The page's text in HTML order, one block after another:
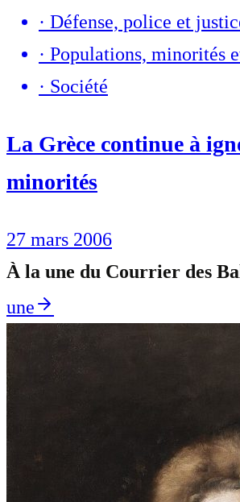
· Défense, police et
· Populations, minorités
· Société
La Grèce continue à
minorités
27 mars 2006
À la une du Courrier des
une